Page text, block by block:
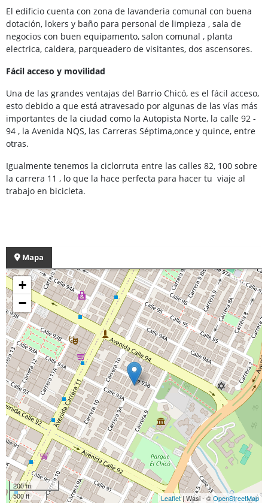
El edificio cuenta con zona de lavanderia comunal con buena
dotación, lokers y baño para personal de limpieza , sala de
negocios con buen equipamento, salon comunal , planta
electrica, caldera, parqueadero de visitantes, dos ascensores.
Fácil acceso y movilidad
Una de las grandes ventajas del Barrio Chicó, es el fácil acceso,
esto debido a que está atravesado por algunas de las vías más
importantes de la ciudad como la Autopista Norte, la calle 92 -
94 , la Avenida NQS, las Carreras Séptima,once y quince, entre
otras.
Igualmente tenemos la ciclorruta entre las calles 82, 100 sobre
la carrera 11 , lo que la hace perfecta para hacer tu viaje al
trabajo en bicicleta.
Mapa
+
−
200 m
500 ft
Leaflet| Wasi - ©OpenStreetMap